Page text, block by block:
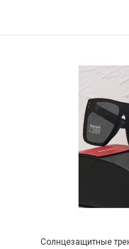
Солнцезащитные